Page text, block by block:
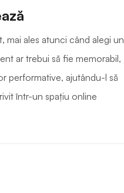
mai ales atunci când alegi un
ar trebui să fie memorabil,
performative, ajutându-l să
într-un spațiu online